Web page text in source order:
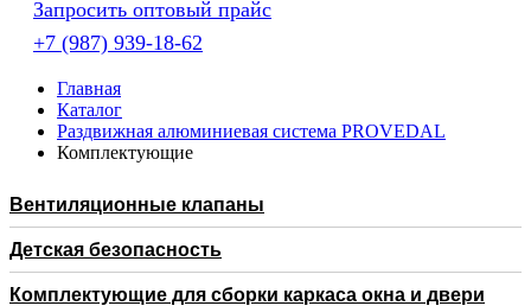
Запросить оптовый прайс
+7 (987) 939-18-62
Главная
Каталог
Раздвижная алюминиевая система PROVEDAL
Комплектующие
Вентиляционные клапаны
Детская безопасность
Комплектующие для сборки каркаса окна и двери